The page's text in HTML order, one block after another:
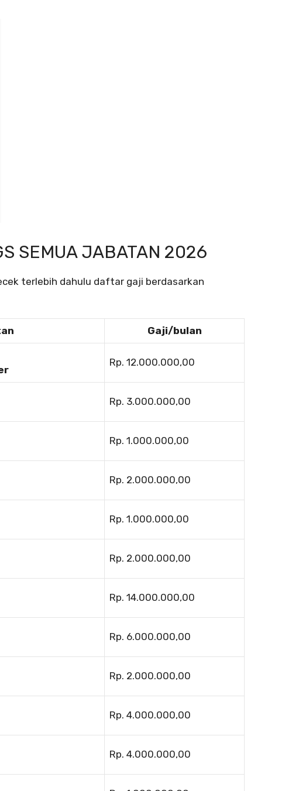
SEMUA JABATAN 2026
terlebih dahulu daftar gaji berdasarkan
Gaji/bulan
Rp. 12.000.000,00
Rp. 3.000.000,00
Rp. 1.000.000,00
Rp. 2.000.000,00
Rp. 1.000.000,00
Rp. 2.000.000,00
Rp. 14.000.000,00
Rp. 6.000.000,00
Rp. 2.000.000,00
Rp. 4.000.000,00
Rp. 4.000.000,00